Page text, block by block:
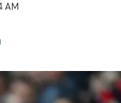
AM